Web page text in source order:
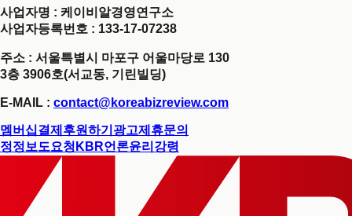
사업자명 : 케이비알경영연구소
사업자등록번호 : 133-17-07238
주소 : 서울특별시 마포구 어울마당로 130
3층 3906호(서교동, 기린빌딩)
E-MAIL : contact@koreabizreview.com
멤버십결제 후원하기 광고제휴문의
정정보도요청 KBR언론윤리강령